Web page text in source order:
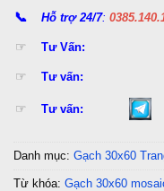
📞 Hỗ trợ 24/7:
☞ Tư Vấn:
☞ Tư vấn:
☞ Tư vấn:
Danh mục: Gạch 30x60
Từ khóa: Gạch 30x60